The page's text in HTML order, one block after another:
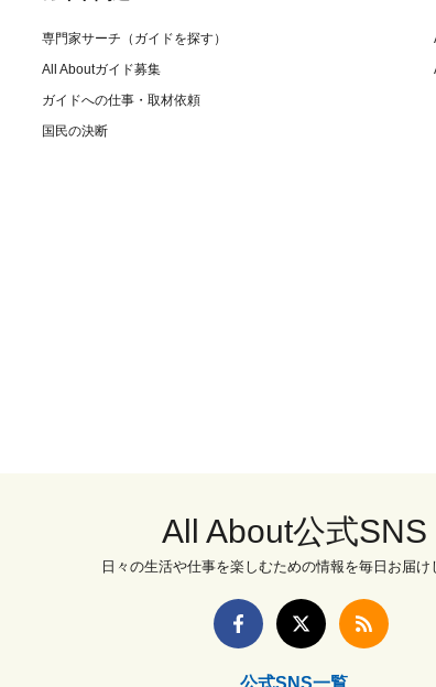
専門家サーチ（ガイドを探す）
All Aboutガイド募集
ガイドへの仕事・取材依頼
国民の決断
All About公式SNS
日々の生活や仕事を楽しむための情報を毎日お届け
公式SNS一覧